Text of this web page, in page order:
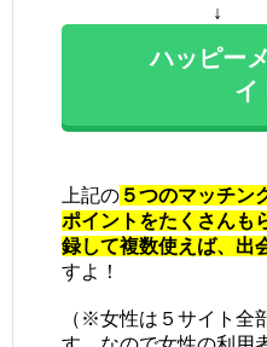
↓
ハッピー
イ
上記の ５つのマッチン
ポイントをたくさんも
録して複数使えば、出
すよ！
（※女性は５サイト全